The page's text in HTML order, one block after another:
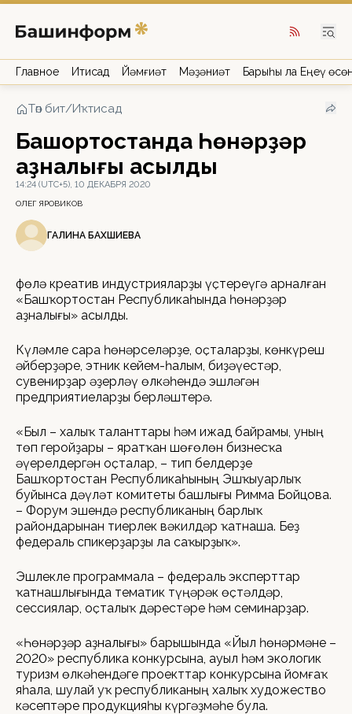
Главное Иҡтисад Йәмғиәт Мәҙәниәт Барыһы ла Еңеү
Төп бит/Иҡтисад
Башҡортостанда Һөнәрҙәр
аҙналығы асылды
14:24 (UTC+5), 10 ДЕКАБРЯ 2020
ОЛЕГ ЯРОВИКОВ
ГАЛИНА БАХШИЕВА
Өфөлә креатив индустрияларҙы үҫтереүгә арналған
«Башҡортостан Республикаһында һөнәрҙәр
аҙналығы» асылды.
Күләмле сара һөнәрселәрҙе, оҫталарҙы, көнкүреш
әйберҙәре, этник кейем-һалым, биҙәүестәр,
сувенирҙар әҙерләү өлкәһендә эшләгән
предприятиеларҙы берләштерә.
«Был – халыҡ таланттары һәм ижад байрамы, уның
төп геройҙары – яратҡан шөғөлөн бизнесҡа
әүерелдергән оҫталар, – тип белдерҙе
Башҡортостан Республикаһының Эшҡыуарлыҡ
буйынса дәүләт комитеты башлығы Римма Бойцова.
– Форум эшендә республиканың барлыҡ
райондарынан тиерлек вәкилдәр ҡатнаша. Беҙ
федераль спикерҙарҙы ла саҡырҙыҡ».
Эшлекле программала – федераль эксперттар
ҡатнашлығында тематик түңәрәк өҫтәлдәр,
сессиялар, оҫталыҡ дәрестәре һәм семинарҙар.
«Һөнәрҙәр аҙналығы» барышында «Йыл һөнәрмәне –
2020» республика конкурсына, ауыл һәм экологик
туризм өлкәһендәге проекттар конкурсына йомғаҡ
яһала, шулай уҡ республиканың халыҡ художество
кәсептәре продукцияһы күргәҙмәһе була.